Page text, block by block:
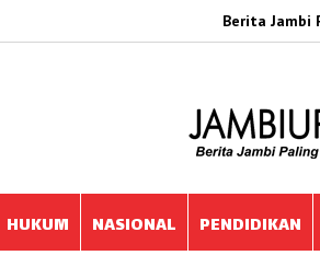
Berita Jambi
HUKUM NASIONAL PENDIDIKAN